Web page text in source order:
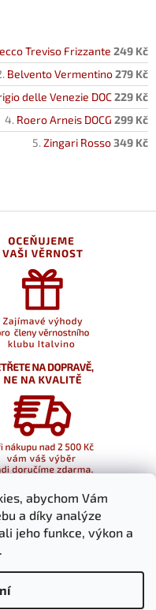
abychom Vám
a díky analýze
jeho funkce, výkon a
.
Treviso Frizzante 249 Kč
Belvento Vermentino279 Kč
delle Venezie DOC229 Kč
Roero Arneis DOCG 299 Kč
Zingari Rosso349 Kč